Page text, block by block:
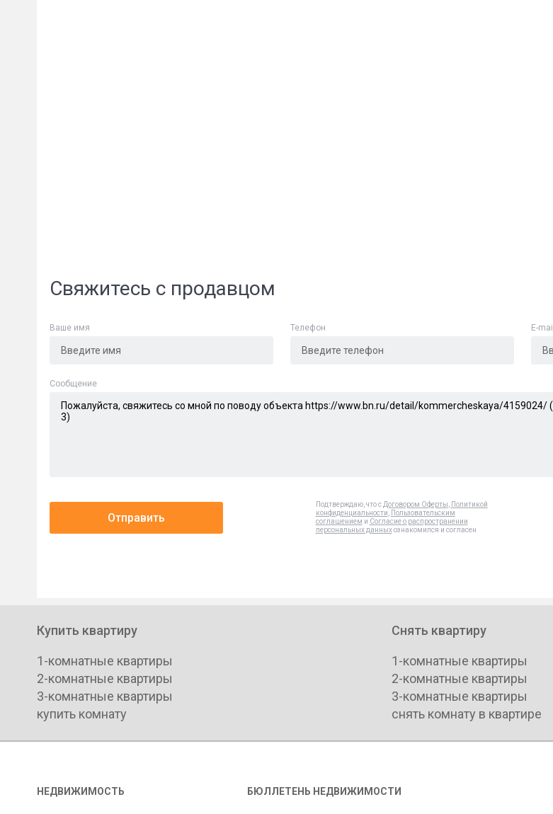
Свяжитесь с продавцом
Ваше имя Телефон E-mail
Cообщение
Отправить
Подтверждаю, что с Договором Оферты
Политикой
конфиденциальности
Пользовательским
соглашением и Согласие о распространении
персональных данныхознакомился и согласен
Купить квартиру
1-комнатные квартиры
2-комнатные квартиры
3-комнатные квартиры
купить комнату
Снять квартиру
1-комнатные квартиры
2-комнатные квартиры
3-комнатные квартиры
снять комнату в квартире
НЕДВИЖИМОСТЬ БЮЛЛЕТЕНЬ НЕДВИЖИМОСТИ